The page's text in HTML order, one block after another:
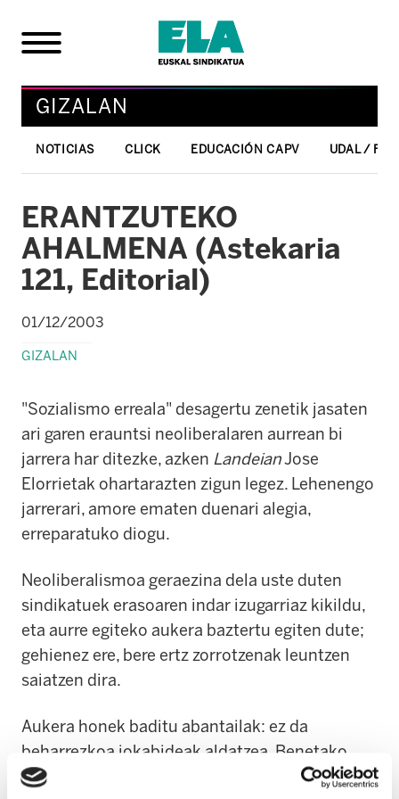
GIZALAN
NOTICIAS CLICK EDUCACIÓN CAPV UDAL /
ERANTZUTEKO
AHALMENA (Astekaria
121, Editorial)
01/12/2003
GIZALAN
"Sozialismo erreala" desagertu zenetik jasaten
ari garen erauntsi neoliberalaren aurrean bi
jarrera har ditezke, azken LandeianJose
Elorrietak ohartarazten zigun legez. Lehenengo
jarrerari, amore ematen duenari alegia,
erreparatuko diogu.
Neoliberalismoa geraezina dela uste duten
sindikatuek erasoaren indar izugarriaz kikildu,
eta aurre egiteko aukera baztertu egiten dute;
gehienez ere, bere ertz zorrotzenak leuntzen
saiatzen dira.
Aukera honek baditu abantailak: ez da
beharrezkoa jokabideak aldatzea. Benetako
negoziaziorik izan ez arren, negoziatzeko